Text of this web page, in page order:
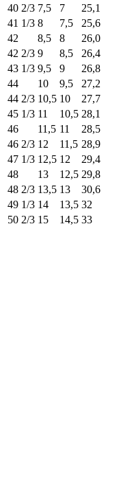
40 2/3 7,5 7
25,1
41 1/3 8 7,5
25,6
42
8,5 8
26,0
42 2/3 9 8,5
26,4
43 1/3 9,5 9
26,8
44
10 9,5
27,2
44 2/3 10,5 10
27,7
45 1/3 11 10,5 28,1
46
11,5 11
28,5
46 2/3 12 11,5 28,9
47 1/3 12,5 12
29,4
48
13 12,5 29,8
48 2/3 13,5 13
30,6
49 1/3 14 13,5 32
50 2/3 15 14,5 33